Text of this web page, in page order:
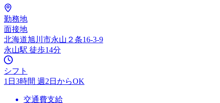
勤務地
面接地
北海道旭川市永山２条16-3-9
永山駅 徒歩14分
シフト
1日3時間 週2日からOK
交通費支給